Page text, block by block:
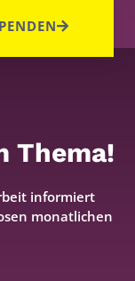
Thema!
informiert
monatlichen